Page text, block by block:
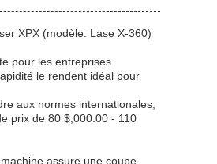
XPX (modèle: Lase X-360)
pour les entreprises
le rendent idéal pour
aux normes internationales,
prix de 80 $,000.00 - 110
assure une coupe